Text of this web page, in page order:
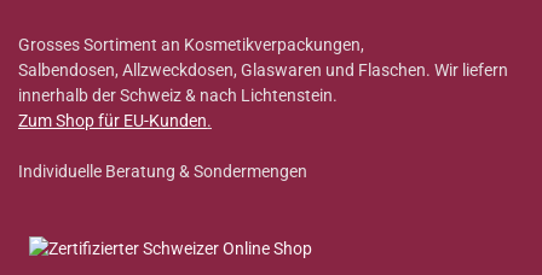
Grosses Sortiment an Kosmetikverpackungen,
Salbendosen, Allzweckdosen, Glaswaren und Flaschen. Wir liefern
innerhalb der Schweiz & nach Lichtenstein.
Zum Shop für EU-Kunden.
Individuelle Beratung & Sondermengen